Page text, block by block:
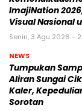
ImajiNation
Visual Nasional
Senin, 3 Agu 2026 -
NEWS
Tumpukan
Aliran Sungai
Kaler,
Sorotan